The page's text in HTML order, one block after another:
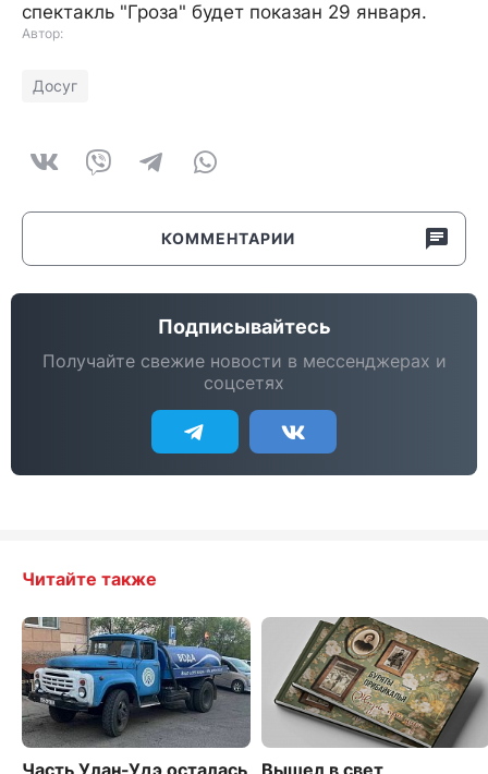
спектакль "Гроза" будет показан 29 января.
Автор:
Досуг
КОММЕНТАРИИ
Подписывайтесь
Получайте свежие новости в мессенджерах и
соцсетях
Читайте также